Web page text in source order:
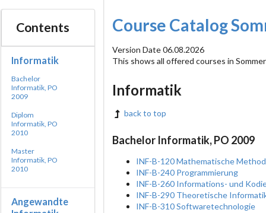
Contents
Informatik
Bachelor
Informatik, PO
2009
Diplom
Informatik, PO
2010
Master
Informatik, PO
2010
Angewandte
Course Catalog
Version Date 06.08.2026
This shows all offered courses in
Informatik
back to top
Bachelor Informatik, PO 2009
INF-B-120 Mathematische
INF-B-240 Programmierung
INF-B-260 Informations- und
INF-B-290 Theoretische
INF-B-310 Softwaretechnologie